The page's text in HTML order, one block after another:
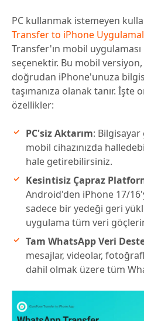
PC kullanmak istemeyen
Transfer to iPhone
Transfer'ın mobil
seçenektir. Bu mobil
doğrudan iPhone'unuza
taşımanıza olanak tanır. İşte
özellikler:
PC'siz Aktarım:
mobil cihazınızda
hale getirebilirsiniz.
Kesintisiz Çapraz
Android'den iPhone 17/
sadece bir yedeği geri
uygulama tüm veri
Tam WhatsApp Veri
mesajlar, videolar,
dahil olmak üzere tüm